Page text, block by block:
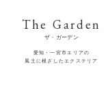
The Garden
ザ・ガーデン
愛知・一宮市エリアの
風土に根ざしたエクステリア